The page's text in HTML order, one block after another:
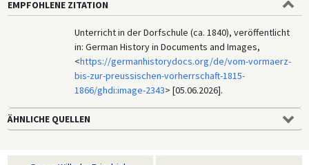
EMPFOHLENE ZITATION
Unterricht in der Dorfschule (ca. 1840), veröffentlicht
in: German History in Documents and Images,
<https://germanhistorydocs.org/de/vom-vormaerz-
bis-zur-preussischen-vorherrschaft-1815-
1866/ghdi:image-2343> [05.06.2026].
ÄHNLICHE QUELLEN